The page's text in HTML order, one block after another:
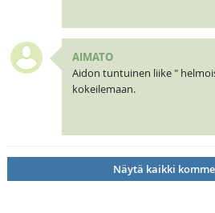
AIMATO
Aidon tuntuinen liike "
kokeilemaan.
Näytä kaikki